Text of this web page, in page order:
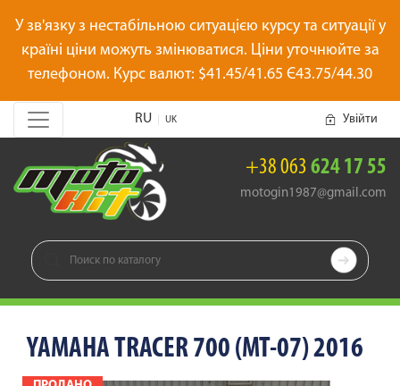
У зв'язку з нестабільною ситуацією курсу та ситуації у
країні ціни можуть змінюватися. Ціни уточнюйте за
телефоном. Курс валют: $41.45/41.65 Є43.75/44.30
RU UK Увійти
+38 063 624 17 55
motogin1987@gmail.com

YAMAHA TRACER 700 (MT-07) 2016